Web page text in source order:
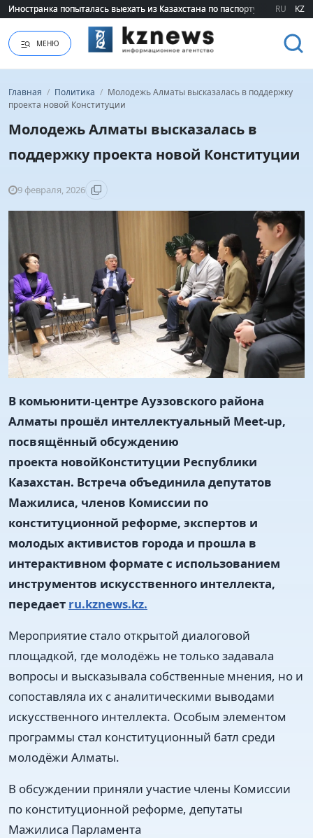
Иностранка попыталась выехать из Казахстана по паспорту сестры
Иностранка попыталась выехать из Казахстана по паспорту сестры
RU KZ
МЕНЮ
Главная / Политика / Молодежь Алматы высказалась в поддержку
проекта новой Конституции
Молодежь Алматы высказалась в
поддержку проекта новой Конституции
9 февраля, 2026
В комьюнити-центре Ауэзовского района
Алматы прошёл интеллектуальный Meet-up,
посвящённый обсуждению
проекта новойКонституции Республики
Казахстан. Встреча объединила депутатов
Мажилиса, членов Комиссии по
конституционной реформе, экспертов и
молодых активистов города и прошла в
интерактивном формате с использованием
инструментов искусственного интеллекта,
передает ru.kznews.kz.
Мероприятие стало открытой диалоговой
площадкой, где молодёжь не только задавала
вопросы и высказывала собственные мнения, но и
сопоставляла их с аналитическими выводами
искусственного интеллекта. Особым элементом
программы стал конституционный батл среди
молодёжи Алматы.
В обсуждении приняли участие члены Комиссии
по конституционной реформе, депутаты
Мажилиса Парламента